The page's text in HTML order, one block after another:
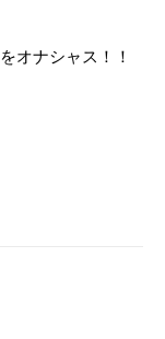
オナシャス！！